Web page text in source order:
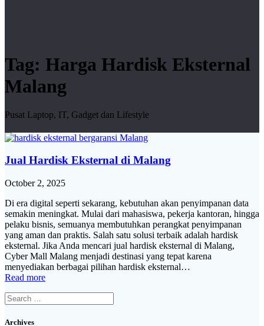
Tag: Harga Hardisk Eksternal
Malang
Pusat Laptop, IT, Gadget dan Lifestyle
Jual Hardisk Eksternal di Malang
October 2, 2025
Di era digital seperti sekarang, kebutuhan akan penyimpanan data
semakin meningkat. Mulai dari mahasiswa, pekerja kantoran, hingga
pelaku bisnis, semuanya membutuhkan perangkat penyimpanan
yang aman dan praktis. Salah satu solusi terbaik adalah hardisk
eksternal. Jika Anda mencari jual hardisk eksternal di Malang,
Cyber Mall Malang menjadi destinasi yang tepat karena
menyediakan berbagai pilihan hardisk eksternal…
Read more
Search
for:
Archives